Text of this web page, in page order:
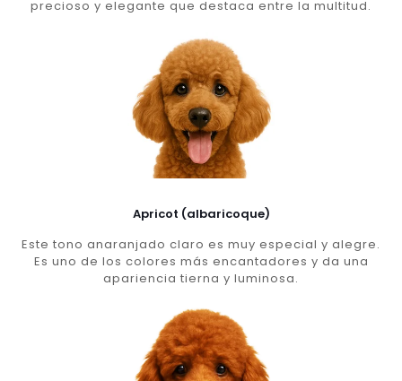
precioso y elegante que destaca entre la multitud.
Apricot (albaricoque)
Este tono anaranjado claro es muy especial y alegre.
Es uno de los colores más encantadores y da una
apariencia tierna y luminosa.